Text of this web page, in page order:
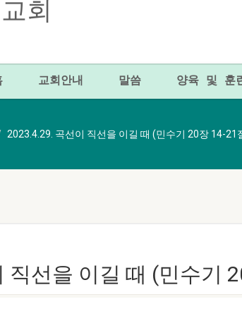
교회안내 말씀 양육 및 훈
2023.4.29. 곡선이 직선을 이길 때 (민수기 20장 14-21
직선을 이길 때 (민수기